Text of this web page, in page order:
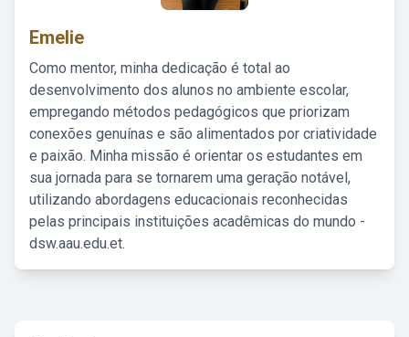
Emelie
Como mentor, minha dedicação é total ao
desenvolvimento dos alunos no ambiente escolar,
empregando métodos pedagógicos que priorizam
conexões genuínas e são alimentados por criatividade
e paixão. Minha missão é orientar os estudantes em
sua jornada para se tornarem uma geração notável,
utilizando abordagens educacionais reconhecidas
pelas principais instituições acadêmicas do mundo -
dsw.aau.edu.et.